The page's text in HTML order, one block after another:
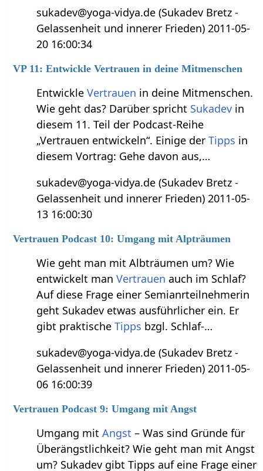
sukadev@yoga-vidya.de (Sukadev Bretz -
Gelassenheit und innerer Frieden) 2011-05-
20 16:00:34
VP 11: Entwickle Vertrauen in deine Mitmenschen
EntwickleVertrauen in deine Mitmenschen.
Wie geht das? Darüber spricht Sukadev in
diesem 11. Teil der Podcast-Reihe
„Vertrauen entwickeln“. Einige derTipps in
diesem Vortrag: Gehe davon aus,…
sukadev@yoga-vidya.de (Sukadev Bretz -
Gelassenheit und innerer Frieden) 2011-05-
13 16:00:30
Vertrauen Podcast 10: Umgang mit Alpträumen
Wie geht man mit Albträumen um? Wie
entwickelt manVertrauenauch im Schlaf?
Auf diese Frage einer Semianrteilnehmerin
geht Sukadev etwas ausführlicher ein. Er
gibt praktischeTipps bzgl. Schlaf-…
sukadev@yoga-vidya.de (Sukadev Bretz -
Gelassenheit und innerer Frieden) 2011-05-
06 16:00:39
Vertrauen Podcast 9: Umgang mit Angst
Umgang mitAngst– Was sind Gründe für
Überängstlichkeit? Wie geht man mit Angst
um? Sukadev gibt Tipps auf eine Frage einer